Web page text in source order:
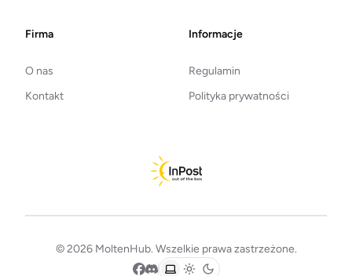
Firma
O nas
Kontakt
Informacje
Regulamin
Polityka prywatności
© 2026 MoltenHub. Wszelkie prawa zastrzeżone.
Facebook
Discord